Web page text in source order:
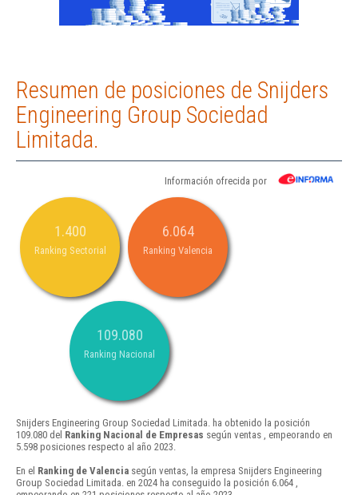
Resumen de posiciones de Snijders
Engineering Group Sociedad
Limitada.
Información ofrecida por
1.400
Ranking Sectorial
6.064
Ranking Valencia
109.080
Ranking Nacional
Snijders Engineering Group Sociedad Limitada. ha obtenido la posición
109.080 del Ranking Nacional de Empresas según ventas , empeorando en
5.598 posiciones respecto al año 2023.
En el Ranking de Valencia según ventas, la empresa Snijders Engineering
Group Sociedad Limitada. en 2024 ha conseguido la posición 6.064 ,